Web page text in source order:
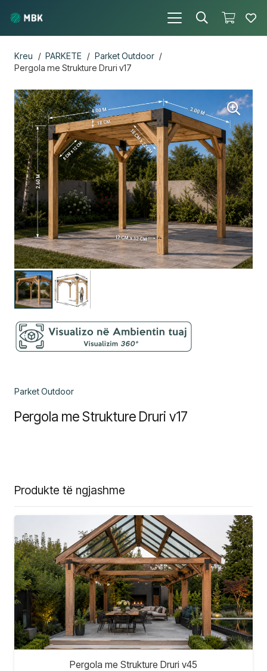
Kreu / PARKETE / Parket Outdoor /
Pergola me Strukture Druri v17
Parket Outdoor
Pergola me Strukture Druri v17
Produkte të ngjashme
Pergola me Strukture Druri v45